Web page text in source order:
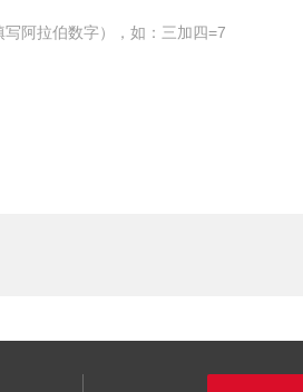
阿拉伯数字），如：三加四=7